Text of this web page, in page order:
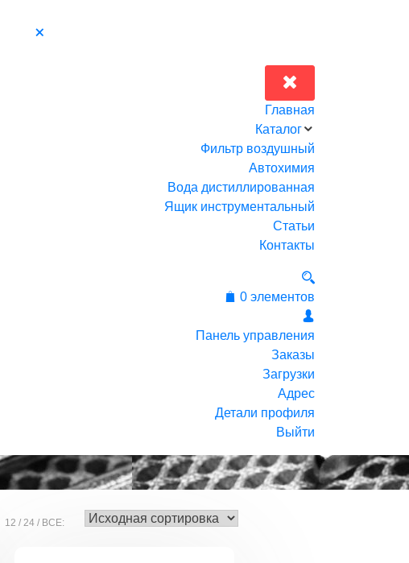
Главная
Каталог
Фильтр воздушный
Автохимия
Вода дистиллированная
Ящик инструментальный
Статьи
Контакты
0 элементов
Панель управления
Заказы
Загрузки
Адрес
Детали профиля
Выйти
12 24 ВСЕ: